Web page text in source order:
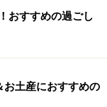
おすすめの過ごし
お土産におすすめの